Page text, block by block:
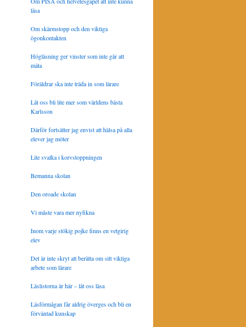
läsa
Om skärmstopp och den viktiga
ögonkontakten
Högläsning ger vinster som inte går att
mäta
Föräldrar ska inte träda in som lärare
Låt oss bli lite mer som världens bästa
Karlsson
Därför fortsätter jag envist att hälsa på alla
elever jag möter
Lite svalka i korvstoppningen
Bemanna skolan
Den oroade skolan
Vi måste vara mer nyfikna
Inom varje stökig pojke finns en vetgirig
elev
Det är inte skryt att berätta om sitt viktiga
arbete som lärare
Läslistorna är här – låt oss läsa
Läsförmågan får aldrig överges och bli en
förväntad kunskap